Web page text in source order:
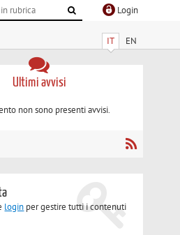
Login
IT EN
Ultimi avvisi
non sono presenti avvisi.
login per gestire tutti i contenuti